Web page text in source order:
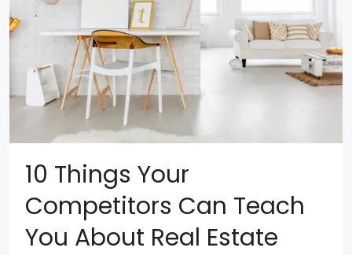
10 Things Your
Competitors Can Teach
You About Real Estate